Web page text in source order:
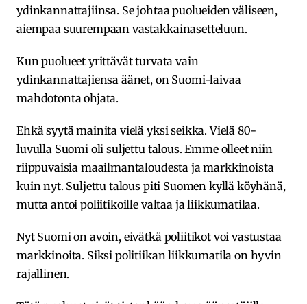
ydinkannattajiinsa. Se johtaa puolueiden väliseen,
aiempaa suurempaan vastakkainasetteluun.
Kun puolueet yrittävät turvata vain
ydinkannattajiensa äänet, on Suomi-laivaa
mahdotonta ohjata.
Ehkä syytä mainita vielä yksi seikka. Vielä 80-
luvulla Suomi oli suljettu talous. Emme olleet niin
riippuvaisia maailmantaloudesta ja markkinoista
kuin nyt. Suljettu talous piti Suomen kyllä köyhänä,
mutta antoi poliitikoille valtaa ja liikkumatilaa.
Nyt Suomi on avoin, eivätkä poliitikot voi vastustaa
markkinoita. Siksi politiikan liikkumatila on hyvin
rajallinen.